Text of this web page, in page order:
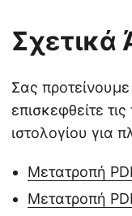
Σχετικά
Σας
επισκεφθείτε
ιστολογίου για
Μετατροπή
Μετατροπή